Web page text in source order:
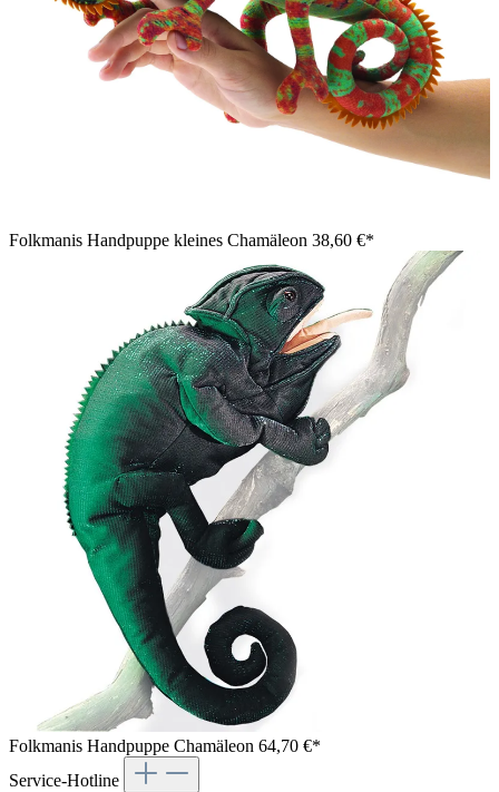
Folkmanis Handpuppe kleines Chamäleon 38,60 €*
Folkmanis Handpuppe Chamäleon 64,70 €*
Service-Hotline